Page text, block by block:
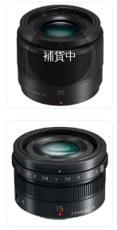
補貨中